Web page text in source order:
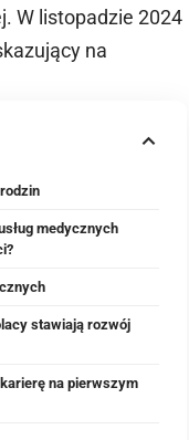
W listopadzie 2024
na
medycznych
stawiają rozwój
na pierwszym